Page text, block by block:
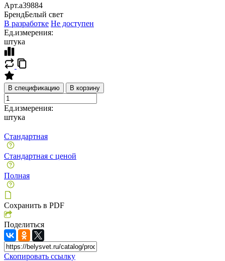
Арт.a39884
БрендБелый свет
В разработке Не доступен
Ед.измерения:
штука
В спецификацию В корзину
Ед.измерения:
штука
Стандартная
Стандартная с ценой
Полная
Сохранить в PDF
Поделиться
Скопировать ссылку